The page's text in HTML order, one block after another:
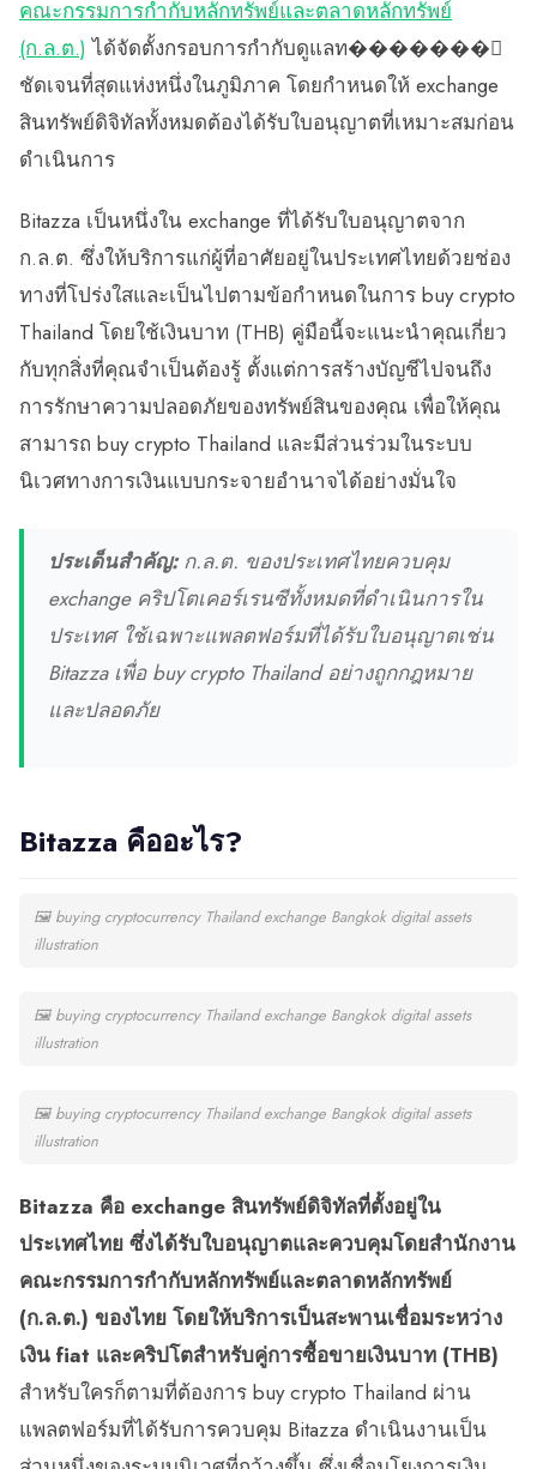
คณะกรรมการกำกับหลักทรัพย์และตลาดหลักทรัพย์
(ก.ล.ต.) ได้จัดตั้งกรอบการกำกับดูแลท�������่
ชัดเจนที่สุดแห่งหนึ่งในภูมิภาค โดยกำหนดให้ exchange
สินทรัพย์ดิจิทัลทั้งหมดต้องได้รับใบอนุญาตที่เหมาะสมก่อน
ดำเนินการ
Bitazza เป็นหนึ่งใน exchange ที่ได้รับใบอนุญาตจาก
ก.ล.ต. ซึ่งให้บริการแก่ผู้ที่อาศัยอยู่ในประเทศไทยด้วยช่อง
ทางที่โปร่งใสและเป็นไปตามข้อกำหนดในการ buy crypto
Thailand โดยใช้เงินบาท (THB) คู่มือนี้จะแนะนำคุณเกี่ยว
กับทุกสิ่งที่คุณจำเป็นต้องรู้ ตั้งแต่การสร้างบัญชีไปจนถึง
การรักษาความปลอดภัยของทรัพย์สินของคุณ เพื่อให้คุณ
สามารถ buy crypto Thailand และมีส่วนร่วมในระบบ
นิเวศทางการเงินแบบกระจายอำนาจได้อย่างมั่นใจ
ประเด็นสำคัญ:ก.ล.ต. ของประเทศไทยควบคุม
exchange คริปโตเคอร์เรนซีทั้งหมดที่ดำเนินการใน
ประเทศ ใช้เฉพาะแพลตฟอร์มที่ได้รับใบอนุญาตเช่น
Bitazza เพื่อ buy crypto Thailand อย่างถูกกฎหมาย
และปลอดภัย
Bitazza คืออะไร?
🖼 buying cryptocurrency Thailand exchange Bangkok digital assets
illustration
🖼 buying cryptocurrency Thailand exchange Bangkok digital assets
illustration
🖼 buying cryptocurrency Thailand exchange Bangkok digital assets
illustration
Bitazza คือ exchange สินทรัพย์ดิจิทัลที่ตั้งอยู่ใน
ประเทศไทย ซึ่งได้รับใบอนุญาตและควบคุมโดยสำนักงาน
คณะกรรมการกำกับหลักทรัพย์และตลาดหลักทรัพย์
(ก.ล.ต.) ของไทย โดยให้บริการเป็นสะพานเชื่อมระหว่าง
เงิน fiat และคริปโตสำหรับคู่การซื้อขายเงินบาท (THB)
สำหรับใครก็ตามที่ต้องการ buy crypto Thailand ผ่าน
แพลตฟอร์มที่ได้รับการควบคุม Bitazza ดำเนินงานเป็น